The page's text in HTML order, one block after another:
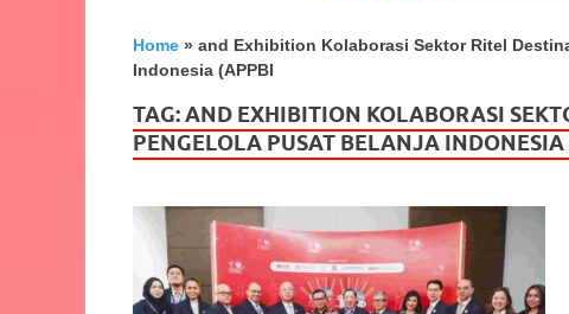
Home » and Exhibition Kolaborasi Sektor Ritel
Indonesia (APPBI
TAG:AND EXHIBITION KOLABORASI
PENGELOLA PUSAT BELANJA